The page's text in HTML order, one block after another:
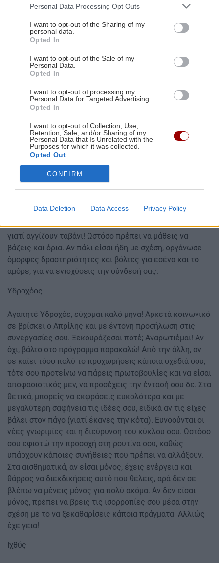
Personal Data Processing Opt Outs
I want to opt-out of the Sharing of my
personal data.
Opted In
I want to opt-out of the Sale of my
Personal Data.
Opted In
I want to opt-out of processing my
Personal Data for Targeted Advertising.
Opted In
I want to opt-out of Collection, Use,
Retention, Sale, and/or Sharing of my
Personal Data that Is Unrelated with the
Purposes for which it was collected.
Opted Out
CONFIRM
Data Deletion Data Access Privacy Policy
κάτι άλλο. Αν έχεις ήδη δεσμό, μίλησε ξεκάθαρα για τις
μην παρεξηγηθείτε.
Καλό μήνα λέμε, αγαπημένε Αιγόκερε! Αρκετά δραστήριο
βάλεις σε εφαρμογή πολλά από τα σχέδιά σου- κυρίως
σχετικά με την καθημερινότητά σου. Αν είσαι σωστά
μπορέσεις και αποφάσεις να πάρεις και να βελτιώσεις
τις επικοινωνίες- συνεννοήσεις σου. Εγώ θα σου πω να
ρίξεις φως και στις πιο προσωπικές σου υποθέσεις ή
και σχέσεις, γιατί πρέπει να διαλευκάνεις κάποια
πράγματα εκεί. Στα επαγγελματικά, υπάρχουν ευνοϊκές
συνθήκες για νέες συνεργασίες ή και απλά τη βελτίωση
που ίσως ήσασταν στα μαχαίρια! Στα προσωπικά, αν είσαι
χωρίς σχέση, καλό είναι να ρίξεις λίγο τα standards σου,
γιατί αγγίζουν ταβάνι! Ωστόσο πρέπει να μάθεις να
βάζεις και όρια. Αν πάλι είσαι ήδη με σχέση, οργάνωσε
όμορφες δραστηριότητες και βόλτες για εσένα και το
αμόρε, για να ενισχύσεις την σύνδεσή σας.
Υδροχόος
Αγαπητέ Υδροχόε, εύχομαι καλό μήνα! Αρκετά κοινωνικό
σε βρίσκει ο Απρίλης και με έντονη προσήλωση στις
συνεργασίες σου. Ξεκουράζεσαι ποτέ; Αναρωτιέμαι! Αν
όχι, βάλτο στο πρόγραμμα παρακαλώ! Από την άλλη, αν
σε καίει τόσο πολύ το προχωρήσεις κάποια σχέδιά σου,
τότε σου προτείνω να πάρεις πρωτοβουλίες και να είσαι
αποφασιστικός μεν, να προσέχεις την έντασή σου δε. Στα
θετικά, μπορείς να εκφράσεις ευκολότερα και με
μεγαλύτερη σαφήνεια τις ιδέες σου, ειδικά αν τις είχες
βάλει στον πάγο (γιατί έκανες την κότα). Ευνοούνται οι
νέες γνωριμίες και η διεύρυνση του κύκλου σου. Ωστόσο
σου εφιστώ την προσοχή στη ρουτίνα σου, καθώς
υπάρχουν κάποιες συνήθειες που πρέπει να αλλάξουν.
Στα αισθηματικά, αν είσαι μόνος, έχεις ενέργεια και
θάρρος να διεκδικήσεις αυτό που θέλεις, αρά δεν σε
βλέπω να μένεις μόνος για πολύ ακόμα. Αν δεν είσαι
μόνος, πρέπει να βρεις τις ισορροπίες σου μέσα στην
σχέση με το να ξεκαθαρίσεις κάποια πράγματα. Αλλιώς
έχε γεια!
Ιχθύς